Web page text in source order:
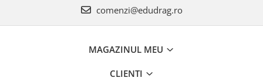
comenzi@edudrag.ro
MAGAZINUL MEU
CLIENTI